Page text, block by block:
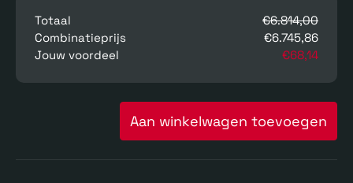
Totaal
€6.814,00
Combinatieprijs
€6.745,86
Jouw voordeel
€68,14
Aan winkelwagen toevoegen